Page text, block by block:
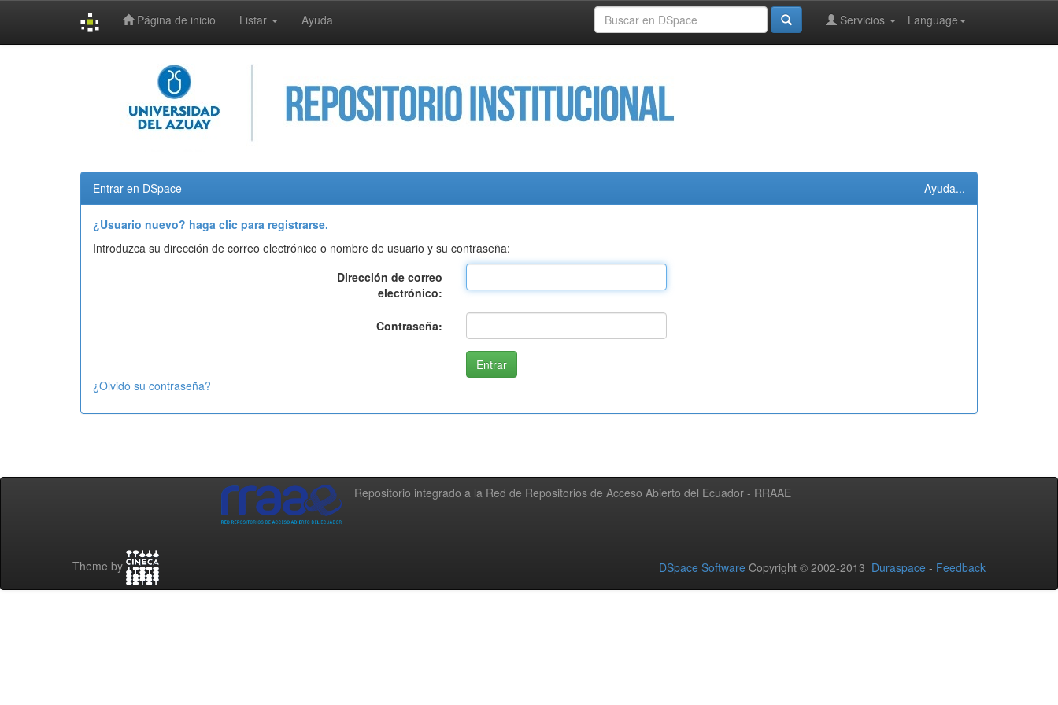
Página de inicio Listar Ayuda Language
Servicios
Entrar en DSpace Ayuda...
¿Usuario nuevo? haga clic para registrarse.
Introduzca su dirección de correo electrónico o nombre de usuario y su contraseña:
Dirección de correo
electrónico:
Contraseña:
¿Olvidó su contraseña?
Repositorio integrado a la Red de Repositorios de Acceso Abierto del Ecuador - RRAAE
Theme by DSpace Software Copyright © 2002-2013 Duraspace - Feedback